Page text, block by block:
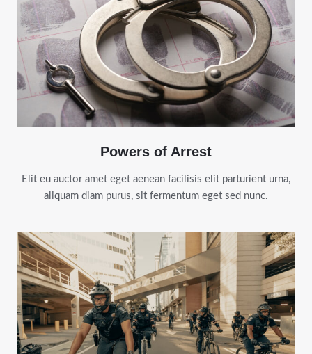
Powers of Arrest
Elit eu auctor amet eget aenean facilisis elit parturient urna,
aliquam diam purus, sit fermentum eget sed nunc.